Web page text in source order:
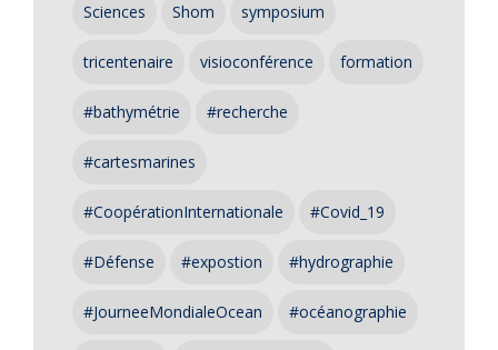
Sciences Shom symposium
tricentenaire visioconférence formation
#bathymétrie #recherche
#cartesmarines
#CoopérationInternationale #Covid_19
#Défense #expostion #hydrographie
#JourneeMondialeOcean #océanographie